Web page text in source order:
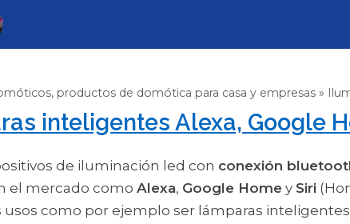
productos de domótica para casa y empresas
inteligentes Alexa, Google
de iluminación led con conexión
el mercado como Alexa, Google Home y Siri
como por ejemplo ser lámparas